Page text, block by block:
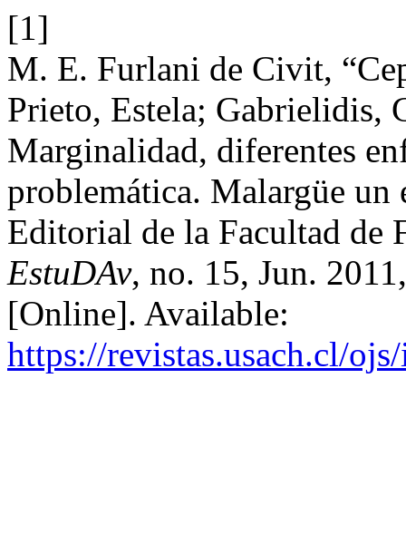
[1]
M. E. Furlani de Civit,
Prieto, Estela; Gabrielidis,
Marginalidad, diferentes
problemática. Malargüe
Editorial de la Facultad de
EstuDAv, no. 15, Jun.
[Online]. Available:
https://revistas.usach.cl/